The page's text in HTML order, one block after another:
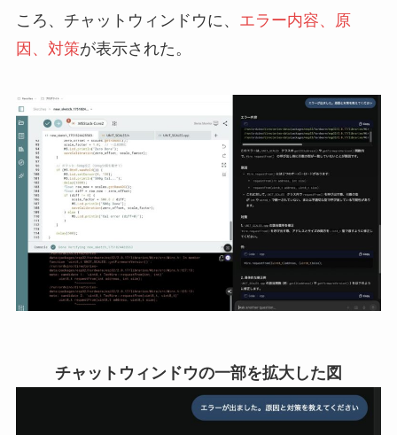
ころ、チャットウィンドウに、 エラー内容、原
因、対策が表示された。
チャットウィンドウの一部を拡大した図